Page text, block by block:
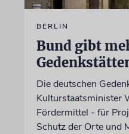
BERLIN
Bund gibt
Die deutschen
Kulturstaatsminister
Fördermittel - für
Schutz der Orte und